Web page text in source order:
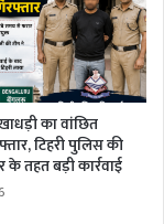
का वांछित
टिहरी पुलिस की
के तहत बड़ी कार्रवाई